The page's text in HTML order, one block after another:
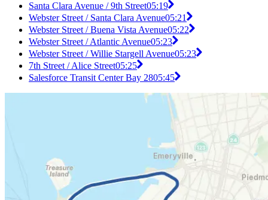
Santa Clara Avenue / 9th Street05:19
Webster Street / Santa Clara Avenue05:21
Webster Street / Buena Vista Avenue05:22
Webster Street / Atlantic Avenue05:23
Webster Street / Willie Stargell Avenue05:23
7th Street / Alice Street05:25
Salesforce Transit Center Bay 2805:45